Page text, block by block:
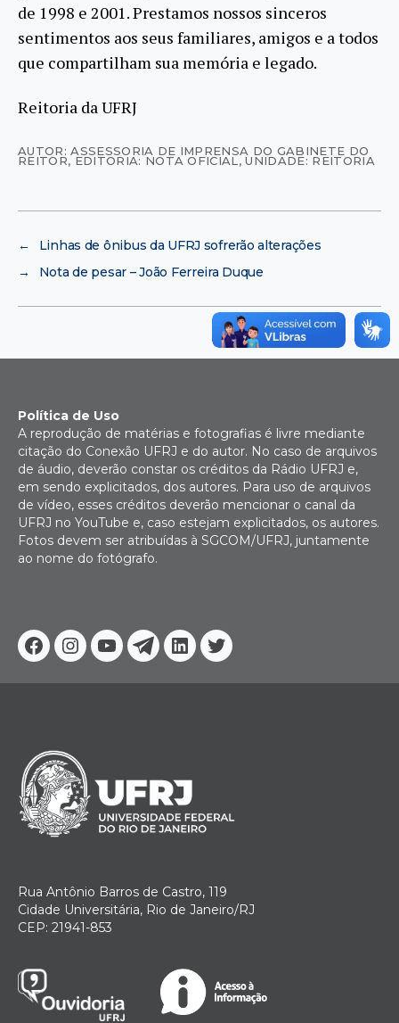
de 1998 e 2001. Prestamos nossos sinceros
sentimentos aos seus familiares, amigos e a todos
que compartilham sua memória e legado.
Reitoria da UFRJ
AUTOR: ASSESSORIA DE IMPRENSA DO GABINETE DO
REITOR, EDITORIA: NOTA OFICIAL,UNIDADE: REITORIA
←
Linhas de ônibus da UFRJ sofrerão alterações
→
Nota de pesar – João Ferreira Duque
Facebook
Instagram
YoutubeTelegram
Linkedin
Twitter
Política de Uso
A reprodução de matérias e fotografias é livre mediante
citação do Conexão UFRJ e do autor. No caso de arquivos
de áudio, deverão constar os créditos da Rádio UFRJ e,
em sendo explicitados, dos autores. Para uso de arquivos
de vídeo, esses créditos deverão mencionar o canal da
UFRJ no YouTube e, caso estejam explicitados, os autores.
Fotos devem ser atribuídas à SGCOM/UFRJ, juntamente
ao nome do fotógrafo.
Rua Antônio Barros de Castro, 119
Cidade Universitária, Rio de Janeiro/RJ
CEP: 21941-853